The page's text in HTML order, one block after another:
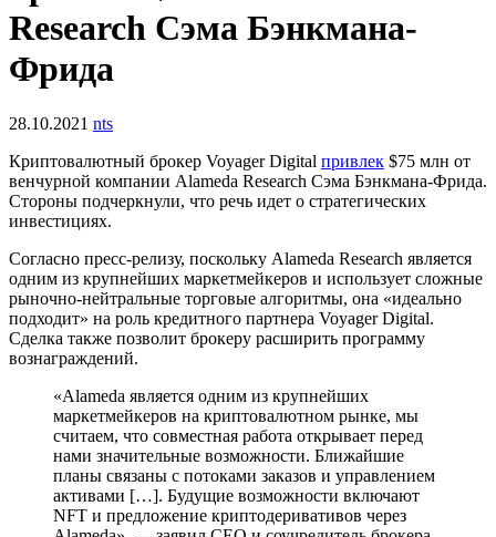
Research Сэма Бэнкмана-
Фрида
28.10.2021 nts
Криптовалютный брокер Voyager Digital привлек $75 млн от
венчурной компании Alameda Research Сэма Бэнкмана-Фрида.
Стороны подчеркнули, что речь идет о стратегических
инвестициях.
Согласно пресс-релизу, поскольку Alameda Research является
одним из крупнейших маркетмейкеров и использует сложные
рыночно-нейтральные торговые алгоритмы, она «идеально
подходит» на роль кредитного партнера Voyager Digital.
Сделка также позволит брокеру расширить программу
вознаграждений.
«Alameda является одним из крупнейших
маркетмейкеров на криптовалютном рынке, мы
считаем, что совместная работа открывает перед
нами значительные возможности. Ближайшие
планы связаны с потоками заказов и управлением
активами […]. Будущие возможности включают
NFT и предложение криптодеривативов через